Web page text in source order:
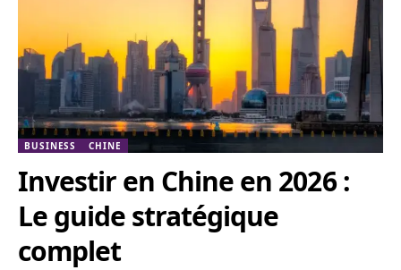
BUSINESS CHINE
Investir en Chine en 2026 :
Le guide stratégique
complet